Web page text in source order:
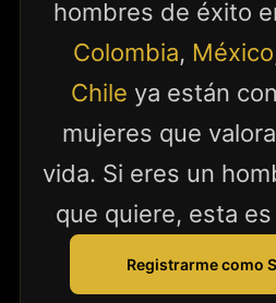
hombres de éxito
Colombia, México
Chile ya están
mujeres que
vida. Si eres un
que quiere, esta
Registrarme como